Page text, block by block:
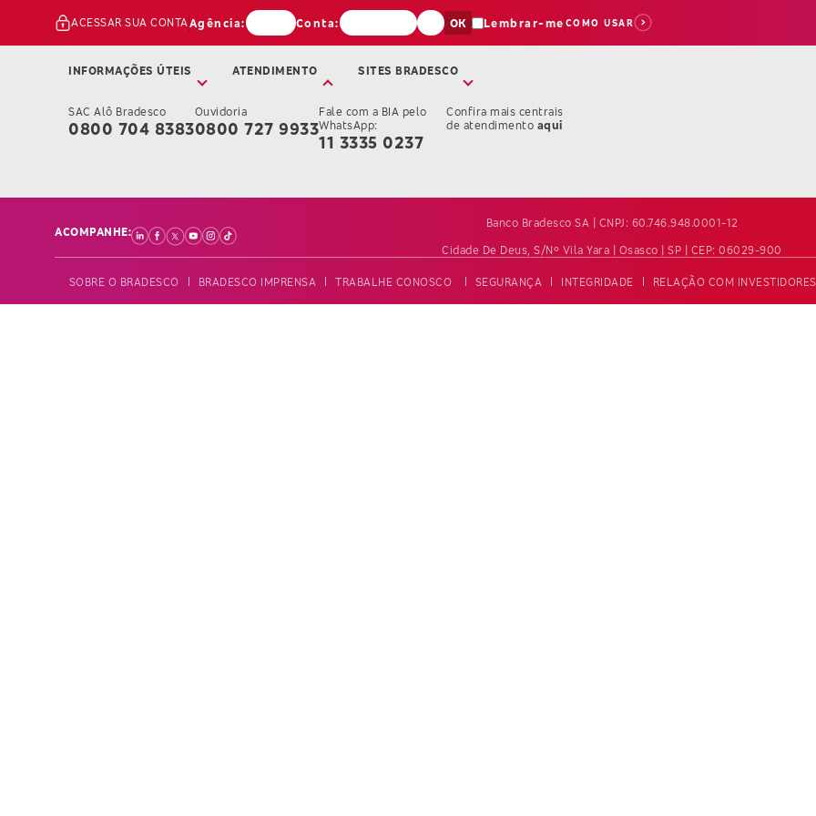
ACESSAR SUA CONTAAgência: Conta: Dígito:
OK Lembrar-me COMO USAR
INFORMAÇÕES ÚTEIS ATENDIMENTO
SAC Alô Bradesco
0800 704 8383
Ouvidoria
0800 727 9933
Fale com a BIA pelo
WhatsApp:
11 3335 0237
Confira mais centrais
de atendimento Confira mais informações sobre as Centrais de
aqui
SITES BRADESCO
ACOMPANHE:
Banco Bradesco SA | CNPJ: 60.746.948.0001-12
Cidade De Deus, S/nº Vila Yara | Osasco | SP | CEP: 06029-900
SOBRE O BRADESCO BRADESCO IMPRENSA TRABALHE CONOSCO SEGURANÇA INTEGRIDADE RELAÇÃO COM INVESTIDORES